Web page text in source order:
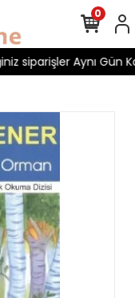
siparişler Aynı Gün
0